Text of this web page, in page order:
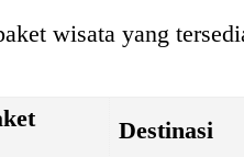
wisata yang
Destinasi